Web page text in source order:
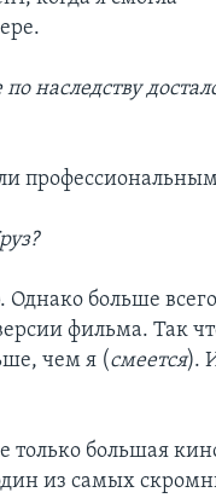
наследству
больше
фильма. Так
чем я (смеется).
большая
из самых